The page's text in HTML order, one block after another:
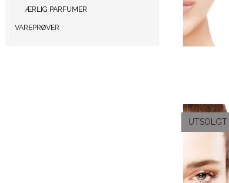
ÆRLIG PARFUMER
VAREPRØVER
UTSOLGT